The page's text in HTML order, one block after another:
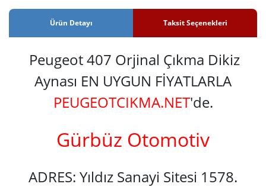
Ürün Detayı Taksit Seçenekleri
Peugeot 407 Orjinal Çıkma Dikiz
Aynası EN UYGUN FİYATLARLA
PEUGEOTCIKMA.NET'de.
Gürbüz Otomotiv
ADRES: Yıldız Sanayi Sitesi 1578.